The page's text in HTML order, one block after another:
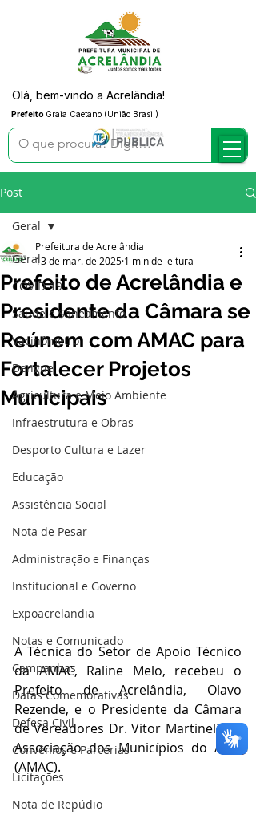
Prefeito Graia Caetano (União Brasil)
Olá, bem-vindo a Acrelândia!
Post
Geral
COVID-19
Saúde e Saneamento
Vacinômetro
Dengue
Agricultura e Meio Ambiente
Infraestrutura e Obras
Desporto Cultura e Lazer
Educação
Assistência Social
Nota de Pesar
Administração e Finanças
Institucional e Governo
Expoacrelandia
Notas e Comunicado
Campanhas
Datas Comemorativas
Defesa Civil
Convênios e Parcerias
Licitações
Nota de Repúdio
Geral
Prefeito de Acrelândia e
Presidente da Câmara se
Reúnem com AMAC para
Fortalecer Projetos
Municipais
Prefeitura de Acrelândia
13 de mar. de 2025 1 min de leitura
A Técnica do Setor de Apoio Técnico
da AMAC, Raline Melo, recebeu o
Prefeito de Acrelândia, Olavo
Rezende, e o Presidente da Câmara
de Vereadores Dr. Vitor Martineli, na
Associação dos Municípios do Acre
(AMAC).